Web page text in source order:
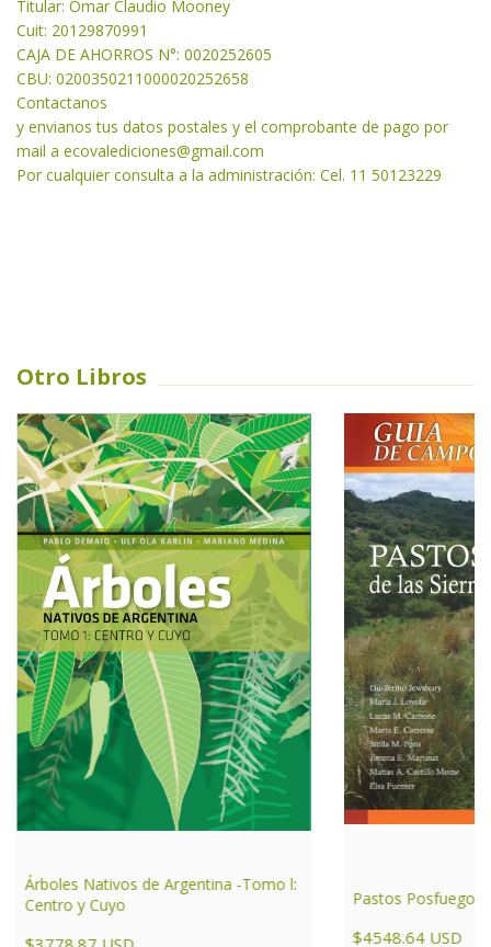
Titular: Omar Claudio Mooney
Cuit: 20129870991
CAJA DE AHORROS N°: 0020252605
CBU: 0200350211000020252658
Contactanos
y envianos tus datos postales y el comprobante de pago por
mail a ecovalediciones@gmail.com
Por cualquier consulta a la administración: Cel. 11 50123229
Otro Libros
Árboles Nativos de Argentina -Tomo l:
Centro y Cuyo
Pastos Posfuego
$4548.64 USD